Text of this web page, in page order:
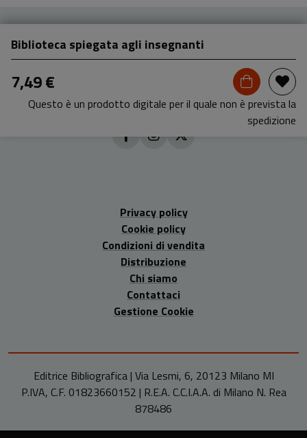
Biblioteca spiegata agli insegnanti
7,49 €
Questo è un prodotto digitale per il quale non è prevista la
spedizione
Privacy policy
Cookie policy
Condizioni di vendita
Distribuzione
Chi siamo
Contattaci
Gestione Cookie
Editrice Bibliografica | Via Lesmi, 6, 20123 Milano MI
P.IVA, C.F. 01823660152 | R.E.A. C.C.I.A.A. di Milano N. Rea
878486